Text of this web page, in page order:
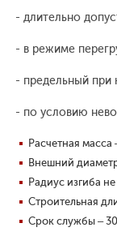
- длительно
- в режиме
- предельный при
- по условию
Расчетная масса
Внешний
Радиус изгиба
Строительная
Срок службы – 30